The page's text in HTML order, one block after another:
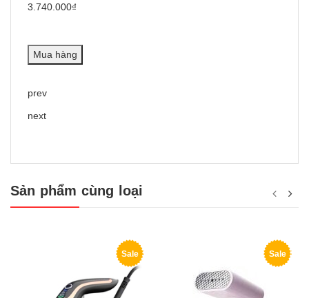
3.740.000₫
Mua hàng
prev
next
Sản phẩm cùng loại
Sale Sale